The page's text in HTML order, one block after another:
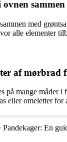
med
alle elementer
af mørbrad
på mange måder
eller omeletter for
Pandekager: En